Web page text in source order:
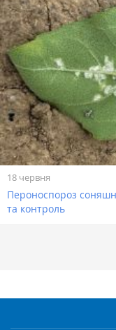
18 червня
Пероноспороз
та контроль